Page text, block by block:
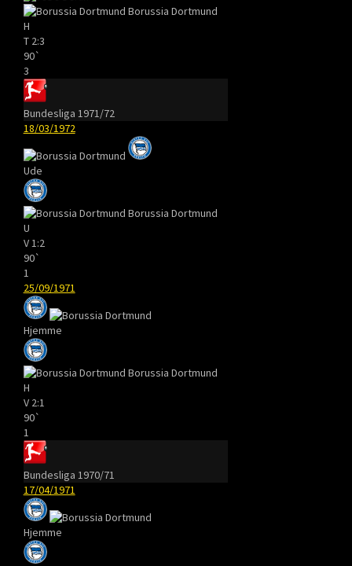
Borussia Dortmund
H
T 2:3
90`
3
Bundesliga 1971/72
18/03/1972
Ude
Borussia Dortmund
U
V 1:2
90`
1
25/09/1971
Hjemme
Borussia Dortmund
H
V 2:1
90`
1
Bundesliga 1970/71
17/04/1971
Hjemme